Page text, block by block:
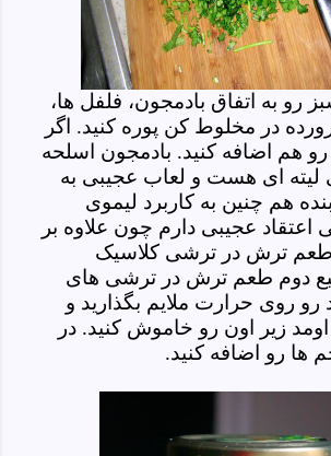
رو به اتفاق بادمجون، فلفل ها،
در مخلوط کن پوره کنید. اگر
هم اضافه کنید. بادمجون اسلحه
ای هست و لعاب عجیبی به
هم چنین به کاربرد لیموی
اعتقاد عجیبی دارم چون علاوه بر
طعم ترش در ترشی کلاسیک
دوم طعم ترش در ترشی های
روی حرارت ملایم بگذارید و
زیر اون رو خاموش کنید. در
ها رو اضافه کنید.